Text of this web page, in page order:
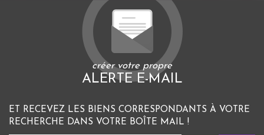
créer votre propre
ALERTE E-MAIL
ET RECEVEZ LES BIENS CORRESPONDANTS À VOTRE
RECHERCHE DANS VOTRE BOÎTE MAIL !